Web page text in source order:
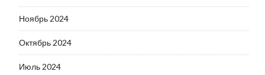
Ноябрь 2024
Октябрь 2024
Июль 2024